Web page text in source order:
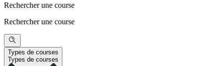
Rechercher une course
Rechercher une course
Types de courses
Types de courses